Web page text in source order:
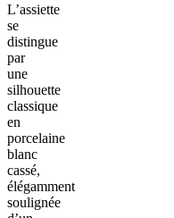
L’assiette
se
distingue
par
une
silhouette
classique
en
porcelaine
blanc
cassé,
élégamment
soulignée